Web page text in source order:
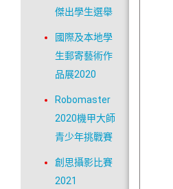
傑出學生選舉
國際及本地學
生郵寄藝術作
品展2020
Robomaster
2020機甲大師
青少年挑戰賽
創思攝影比賽
2021